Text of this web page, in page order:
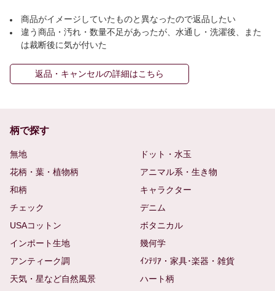
商品がイメージしていたものと異なったので返品したい
違う商品・汚れ・数量不足があったが、水通し・洗濯後、また
は裁断後に気が付いた
返品・キャンセルの詳細はこちら
柄で探す
無地
ドット・水玉
花柄・葉・植物柄
アニマル系・生き物
和柄
キャラクター
チェック
デニム
USAコットン
ボタニカル
インポート生地
幾何学
アンティーク調
ｲﾝﾃﾘｱ・家具･楽器・雑貨
天気・星など自然風景
ハート柄